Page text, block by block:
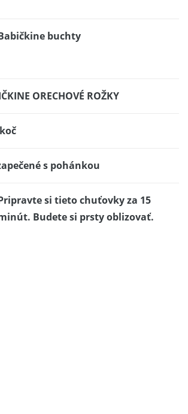
buchty
ORECHOVÉ ROŽKY
s pohánkou
si tieto chuťovky za 15
Budete si prsty oblizovať.